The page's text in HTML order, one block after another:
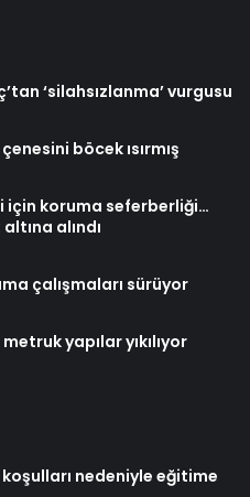
‘silahsızlanma’ vurgusu
böcek ısırmış
için koruma seferberliği…
alındı
çalışmaları sürüyor
yapılar yıkılıyor
nedeniyle eğitime